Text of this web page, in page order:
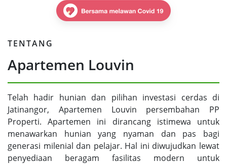
TENTANG
Apartemen Louvin
Telah hadir hunian dan pilihan investasi cerdas di
Jatinangor, Apartemen Louvin persembahan PP
Properti. Apartemen ini dirancang istimewa untuk
menawarkan hunian yang nyaman dan pas bagi
generasi milenial dan pelajar. Hal ini diwujudkan lewat
penyediaan beragam fasilitas modern untuk